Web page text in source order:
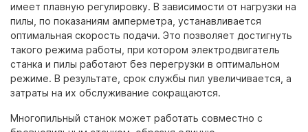
имеет плавную регулировку. В зависимости от нагрузки на
пилы, по показаниям амперметра, устанавливается
оптимальная скорость подачи. Это позволяет достигнуть
такого режима работы, при котором электродвигатель
станка и пилы работают без перегрузки в оптимальном
режиме. В результате, срок службы пил увеличивается, а
затраты на их обслуживание сокращаются.
Многопильный станок может работать совместно с